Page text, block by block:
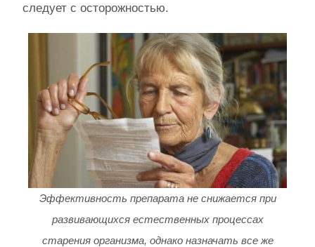
следует с осторожностью.
Эффективность препарата не снижается при
развивающихся естественных процессах
старения организма, однако назначать все же